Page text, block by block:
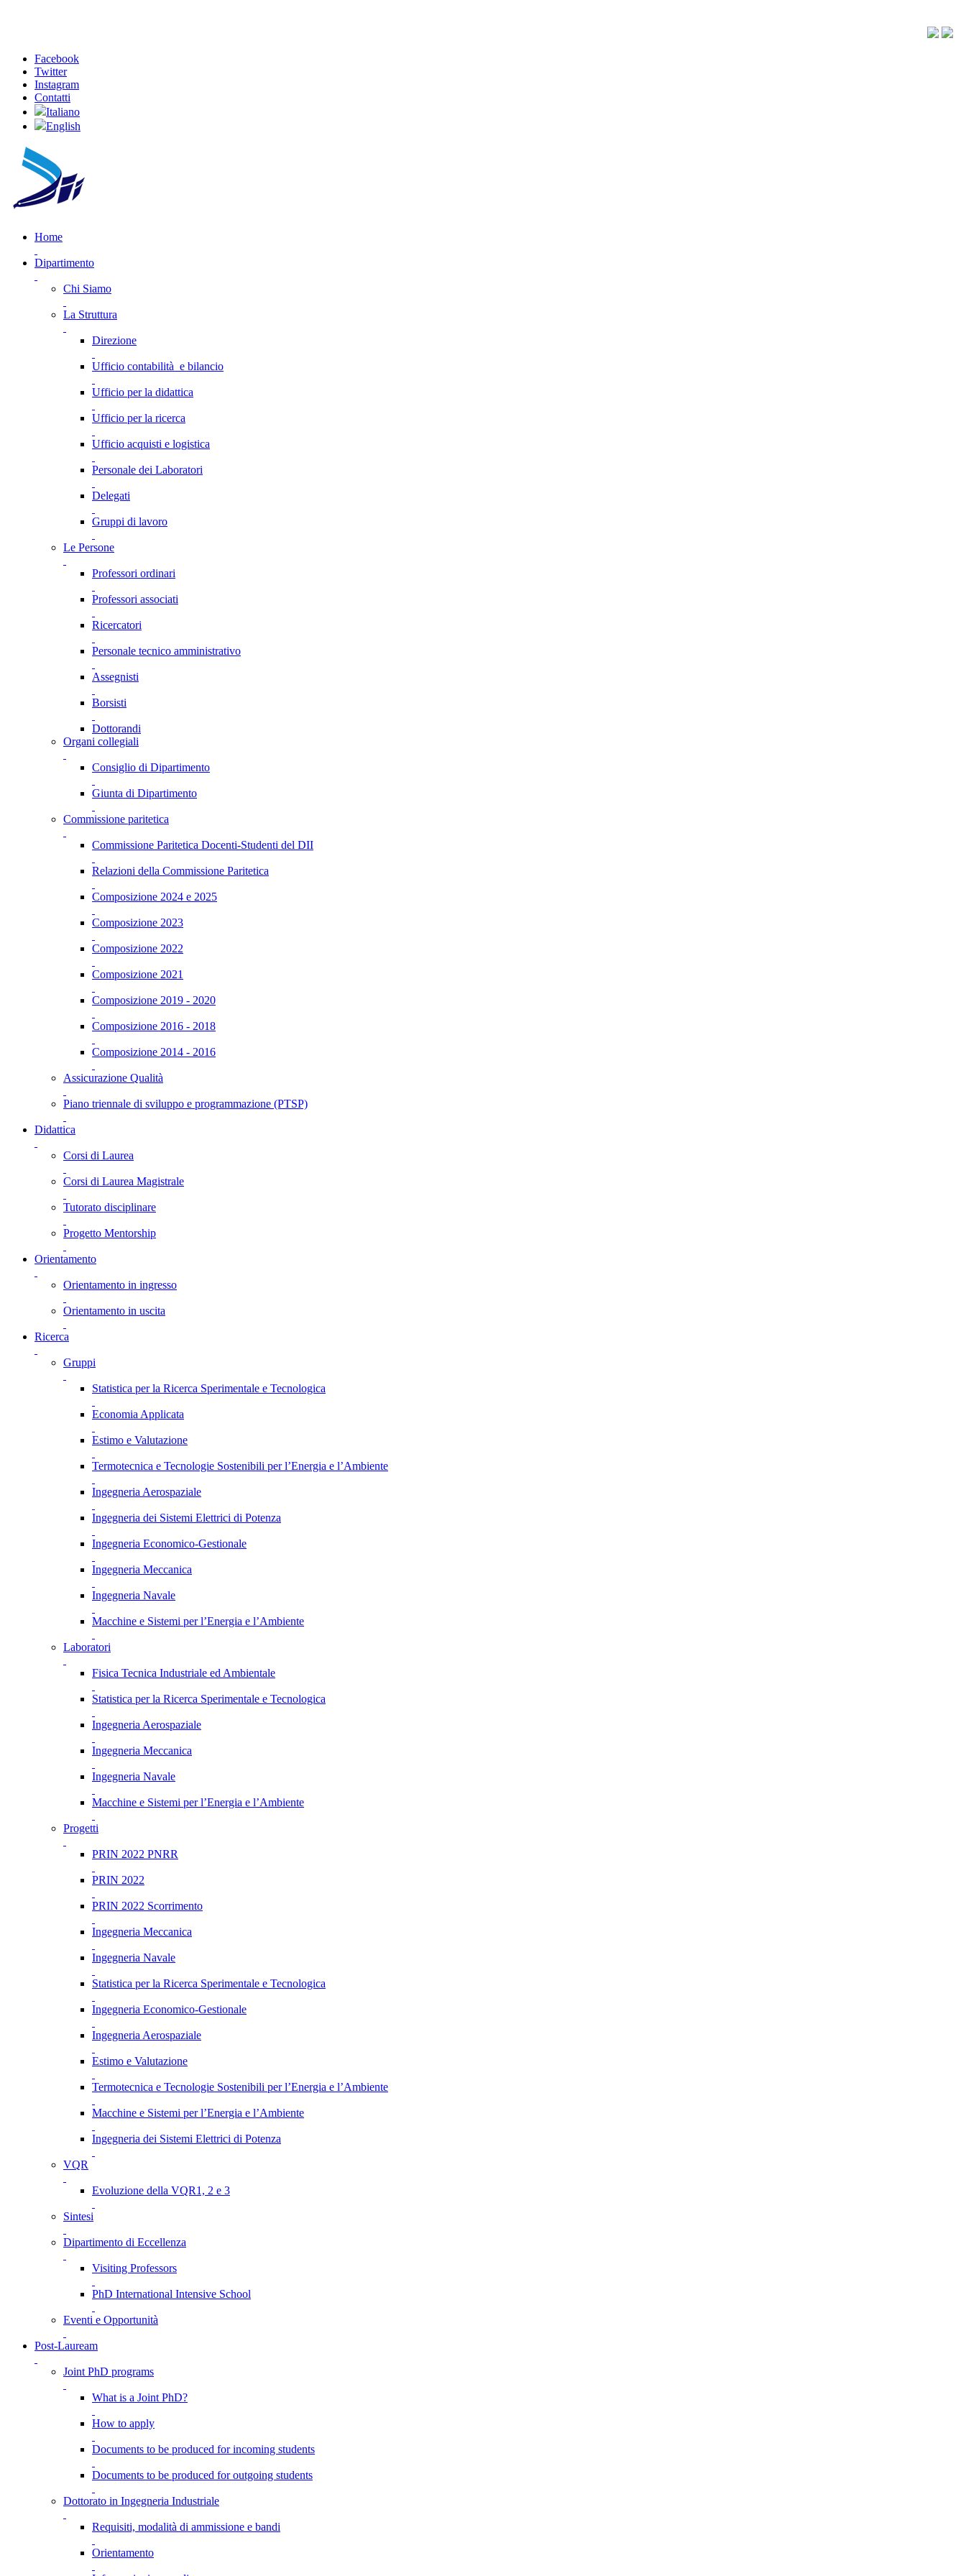
Facebook
Twitter
Instagram
Contatti
Italiano
English
Home
Dipartimento
Chi Siamo
La Struttura
Direzione
Ufficio contabilità e bilancio
Ufficio per la didattica
Ufficio per la ricerca
Ufficio acquisti e logistica
Personale dei Laboratori
Delegati
Gruppi di lavoro
Le Persone
Professori ordinari
Professori associati
Ricercatori
Personale tecnico amministrativo
Assegnisti
Borsisti
Dottorandi
Organi collegiali
Consiglio di Dipartimento
Giunta di Dipartimento
Commissione paritetica
Commissione Paritetica Docenti-Studenti del DII
Relazioni della Commissione Paritetica
Composizione 2024 e 2025
Composizione 2023
Composizione 2022
Composizione 2021
Composizione 2019 - 2020
Composizione 2016 - 2018
Composizione 2014 - 2016
Assicurazione Qualità
Piano triennale di sviluppo e programmazione (PTSP)
Didattica
Corsi di Laurea
Corsi di Laurea Magistrale
Tutorato disciplinare
Progetto Mentorship
Orientamento
Orientamento in ingresso
Orientamento in uscita
Ricerca
Gruppi
Statistica per la Ricerca Sperimentale e Tecnologica
Economia Applicata
Estimo e Valutazione
Termotecnica e Tecnologie Sostenibili per l’Energia e l’Ambiente
Ingegneria Aerospaziale
Ingegneria dei Sistemi Elettrici di Potenza
Ingegneria Economico-Gestionale
Ingegneria Meccanica
Ingegneria Navale
Macchine e Sistemi per l’Energia e l’Ambiente
Laboratori
Fisica Tecnica Industriale ed Ambientale
Statistica per la Ricerca Sperimentale e Tecnologica
Ingegneria Aerospaziale
Ingegneria Meccanica
Ingegneria Navale
Macchine e Sistemi per l’Energia e l’Ambiente
Progetti
PRIN 2022 PNRR
PRIN 2022
PRIN 2022 Scorrimento
Ingegneria Meccanica
Ingegneria Navale
Statistica per la Ricerca Sperimentale e Tecnologica
Ingegneria Economico-Gestionale
Ingegneria Aerospaziale
Estimo e Valutazione
Termotecnica e Tecnologie Sostenibili per l’Energia e l’Ambiente
Macchine e Sistemi per l’Energia e l’Ambiente
Ingegneria dei Sistemi Elettrici di Potenza
VQR
Evoluzione della VQR1, 2 e 3
Sintesi
Dipartimento di Eccellenza
Visiting Professors
PhD International Intensive School
Eventi e Opportunità
Post-Lauream
Joint PhD programs
What is a Joint PhD?
How to apply
Documents to be produced for incoming students
Documents to be produced for outgoing students
Dottorato in Ingegneria Industriale
Requisiti, modalità di ammissione e bandi
Orientamento